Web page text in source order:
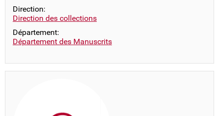
Direction:
Direction des collections
Département:
Département des Manuscrits